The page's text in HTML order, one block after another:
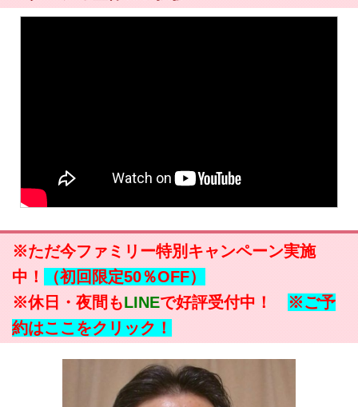
※ただ今ファミリー特別キャンペーン実施
中！
（初回限定50％OFF）
※休日・夜間もLINEで好評受付中！ ※ご予
約はここをクリック！